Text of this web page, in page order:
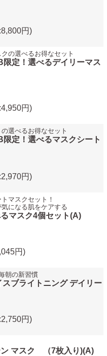
円)
の選べるお得なセット
限定！選べるデイリーマス
円)
選べるお得なセット
限定！選べるマスクシート
円)
マスクセット！
になる肌をケアする
るマスク4個セット(A)
円)
朝の新習慣
スブライトニング デイリー
円)
ン マスク （7枚入り)(A)